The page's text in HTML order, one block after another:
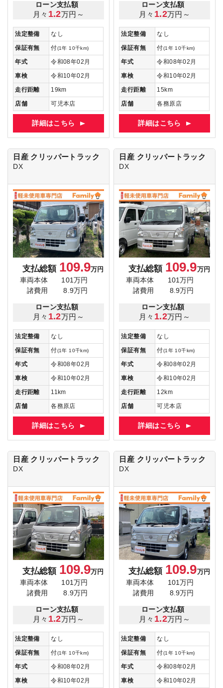
ローン支払額
月々 1.2万円～
法定整備
なし
保証有無
付(1年 10千km)
年式
令和08年02月
車検
令和10年02月
走行距離
19km
店舗
可児本店
詳細はこちら
ローン支払額
月々 1.2万円～
法定整備
なし
保証有無
付(1年 10千km)
年式
令和08年02月
車検
令和10年02月
走行距離
15km
店舗
各務原店
詳細はこちら
日産 クリッパートラック
DX
支払総額 109.9万円
車両本体
101万円
諸費用
8.9万円
ローン支払額
月々 1.2万円～
法定整備
なし
保証有無
付(1年 10千km)
年式
令和08年02月
車検
令和10年02月
走行距離
11km
店舗
各務原店
詳細はこちら
日産 クリッパートラック
DX
支払総額 109.9万円
車両本体
101万円
諸費用
8.9万円
ローン支払額
月々 1.2万円～
法定整備
なし
保証有無
付(1年 10千km)
年式
令和08年02月
車検
令和10年02月
走行距離
12km
店舗
可児本店
詳細はこちら
日産 クリッパートラック
DX
支払総額 109.9万円
車両本体
101万円
諸費用
8.9万円
ローン支払額
月々 1.2万円～
法定整備
なし
保証有無
付(1年 10千km)
年式
令和08年02月
車検
令和10年02月
日産 クリッパートラック
DX
支払総額 109.9万円
車両本体
101万円
諸費用
8.9万円
ローン支払額
月々 1.2万円～
法定整備
なし
保証有無
付(1年 10千km)
年式
令和08年02月
車検
令和10年02月